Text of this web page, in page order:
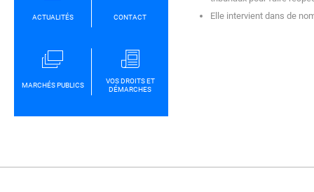
Elle intervient dans de
ACTUALITÉS CONTACT
MARCHÉS PUBLICS
VOS DROITS ET
DÉMARCHES